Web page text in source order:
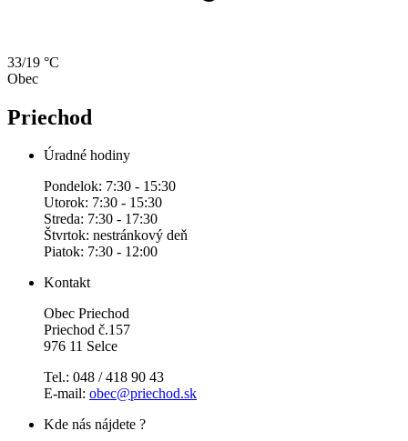
33/19 °C
Obec
Priechod
Úradné hodiny
Pondelok: 7:30 - 15:30
Utorok: 7:30 - 15:30
Streda: 7:30 - 17:30
Štvrtok: nestránkový deň
Piatok: 7:30 - 12:00
Kontakt
Obec Priechod
Priechod č.157
976 11 Selce
Tel.: 048 / 418 90 43
E-mail: obec@priechod.sk
Kde nás nájdete ?